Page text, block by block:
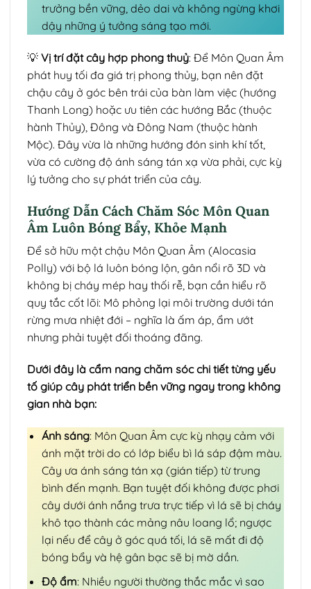
trưởng bền vững, dẻo dai và không ngừng khơi
dậy những ý tưởng sáng tạo mới.
💡 Vị trí đặt cây hợp phong thuỷ: Để Môn Quan Âm
phát huy tối đa giá trị phong thủy, bạn nên đặt
chậu cây ở góc bên trái của bàn làm việc (hướng
Thanh Long) hoặc ưu tiên các hướng Bắc (thuộc
hành Thủy), Đông và Đông Nam (thuộc hành
Mộc). Đây vừa là những hướng đón sinh khí tốt,
vừa có cường độ ánh sáng tán xạ vừa phải, cực kỳ
lý tưởng cho sự phát triển của cây.
Hướng Dẫn Cách Chăm Sóc Môn Quan
Âm Luôn Bóng Bẩy, Khỏe Mạnh
Để sở hữu một chậu Môn Quan Âm (Alocasia
Polly) với bộ lá luôn bóng lộn, gân nổi rõ 3D và
không bị cháy mép hay thối rễ, bạn cần hiểu rõ
quy tắc cốt lõi: Mô phỏng lại môi trường dưới tán
rừng mưa nhiệt đới – nghĩa là ấm áp, ẩm ướt
nhưng phải tuyệt đối thoáng đãng.
Dưới đây là cẩm nang chăm sóc chi tiết từng yếu
tố giúp cây phát triển bền vững ngay trong không
gian nhà bạn:
Ánh sáng: Môn Quan Âm cực kỳ nhạy cảm với
ánh mặt trời do có lớp biểu bì lá sáp đậm màu.
Cây ưa ánh sáng tán xạ (gián tiếp) từ trung
bình đến mạnh. Bạn tuyệt đối không được phơi
cây dưới ánh nắng trưa trực tiếp vì lá sẽ bị cháy
khô tạo thành các mảng nâu loang lổ; ngược
lại nếu để cây ở góc quá tối, lá sẽ mất đi độ
bóng bẩy và hệ gân bạc sẽ bị mờ dần.
Độ ẩm: Nhiều người thường thắc mắc vì sao